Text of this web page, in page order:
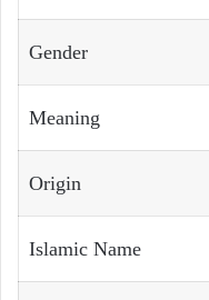
Gender
Meaning
Origin
Islamic Name